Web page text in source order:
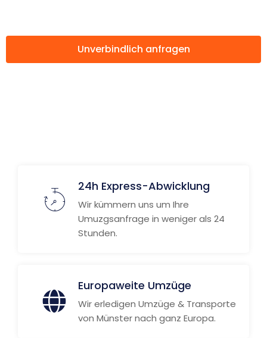
Unverbindlich anfragen
24h Express-Abwicklung
Wir kümmern uns um Ihre
Umuzgsanfrage in weniger als 24
Stunden.
Europaweite Umzüge
Wir erledigen Umzüge & Transporte
von Münster nach ganz Europa.